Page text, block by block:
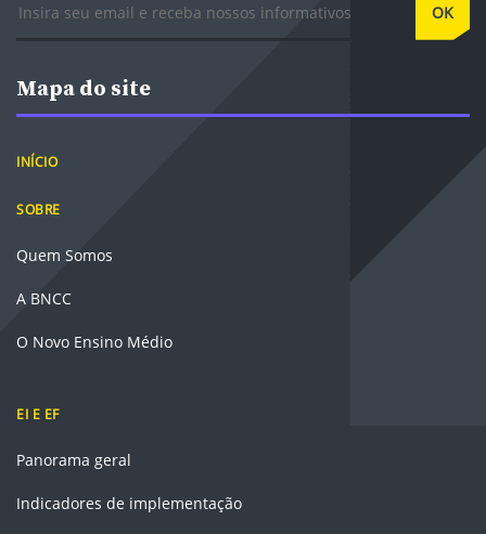
OK
Mapa do site
INÍCIO
SOBRE
Quem Somos
A BNCC
O Novo Ensino Médio
EI E EF
Panorama geral
Indicadores de implementação